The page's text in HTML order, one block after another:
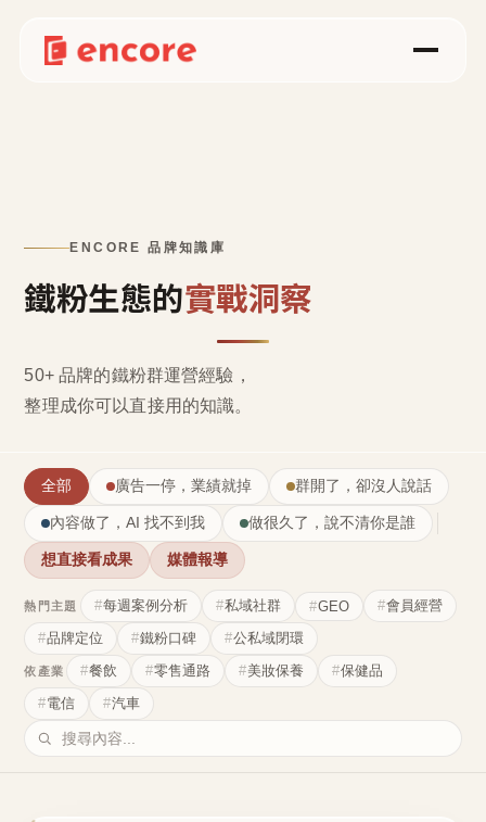
ENCORE 品牌知識庫
鐵粉生態的實戰洞察
50+ 品牌的鐵粉群運營經驗，
整理成你可以直接用的知識。
全部 廣告一停，業績就掉 群開了，卻沒人說話
內容做了，AI 找不到我 做很久了，說不清你是誰
想直接看成果 媒體報導
熱門主題 每週案例分析 私域社群 GEO
會員經營
品牌定位
鐵粉口碑 公私域閉環
依產業 餐飲 零售通路 美妝保養
保健品
電信
汽車